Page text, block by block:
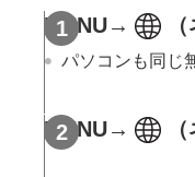
パソコンでできるこ
パソコ
カメ
パソコ
MENU→ （
パソコンも同じ
MENU→ （